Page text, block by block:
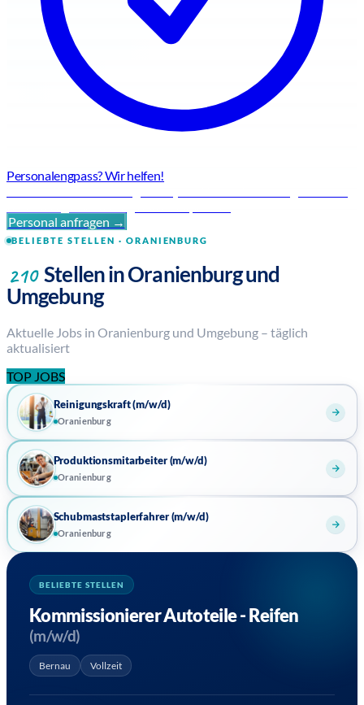
Personalengpass? Wir helfen!
Personal anfragen →
BELIEBTE STELLEN · ORANIENBURG
210 Stellen in Oranienburg und
Umgebung
Aktuelle Jobs in Oranienburg und Umgebung – täglich
aktualisiert
TOP JOBS
Reinigungskraft (m/w/d)
Oranienburg
Produktionsmitarbeiter (m/w/d)
Oranienburg
Schubmaststaplerfahrer (m/w/d)
Oranienburg
BELIEBTE STELLEN
Kommissionierer Autoteile - Reifen
(m/w/d)
Bernau Vollzeit